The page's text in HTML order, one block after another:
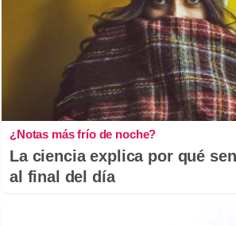
¿Notas más frío de noche?
La ciencia explica por qué
al final del día